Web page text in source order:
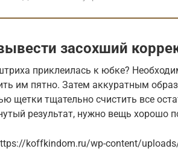
засохший
приклеилась к юбке?
им пятно. Затем аккуратным
щетки тщательно счистить все
результат, нужно вещь хорошо
koffkindom.ru/wp-content/